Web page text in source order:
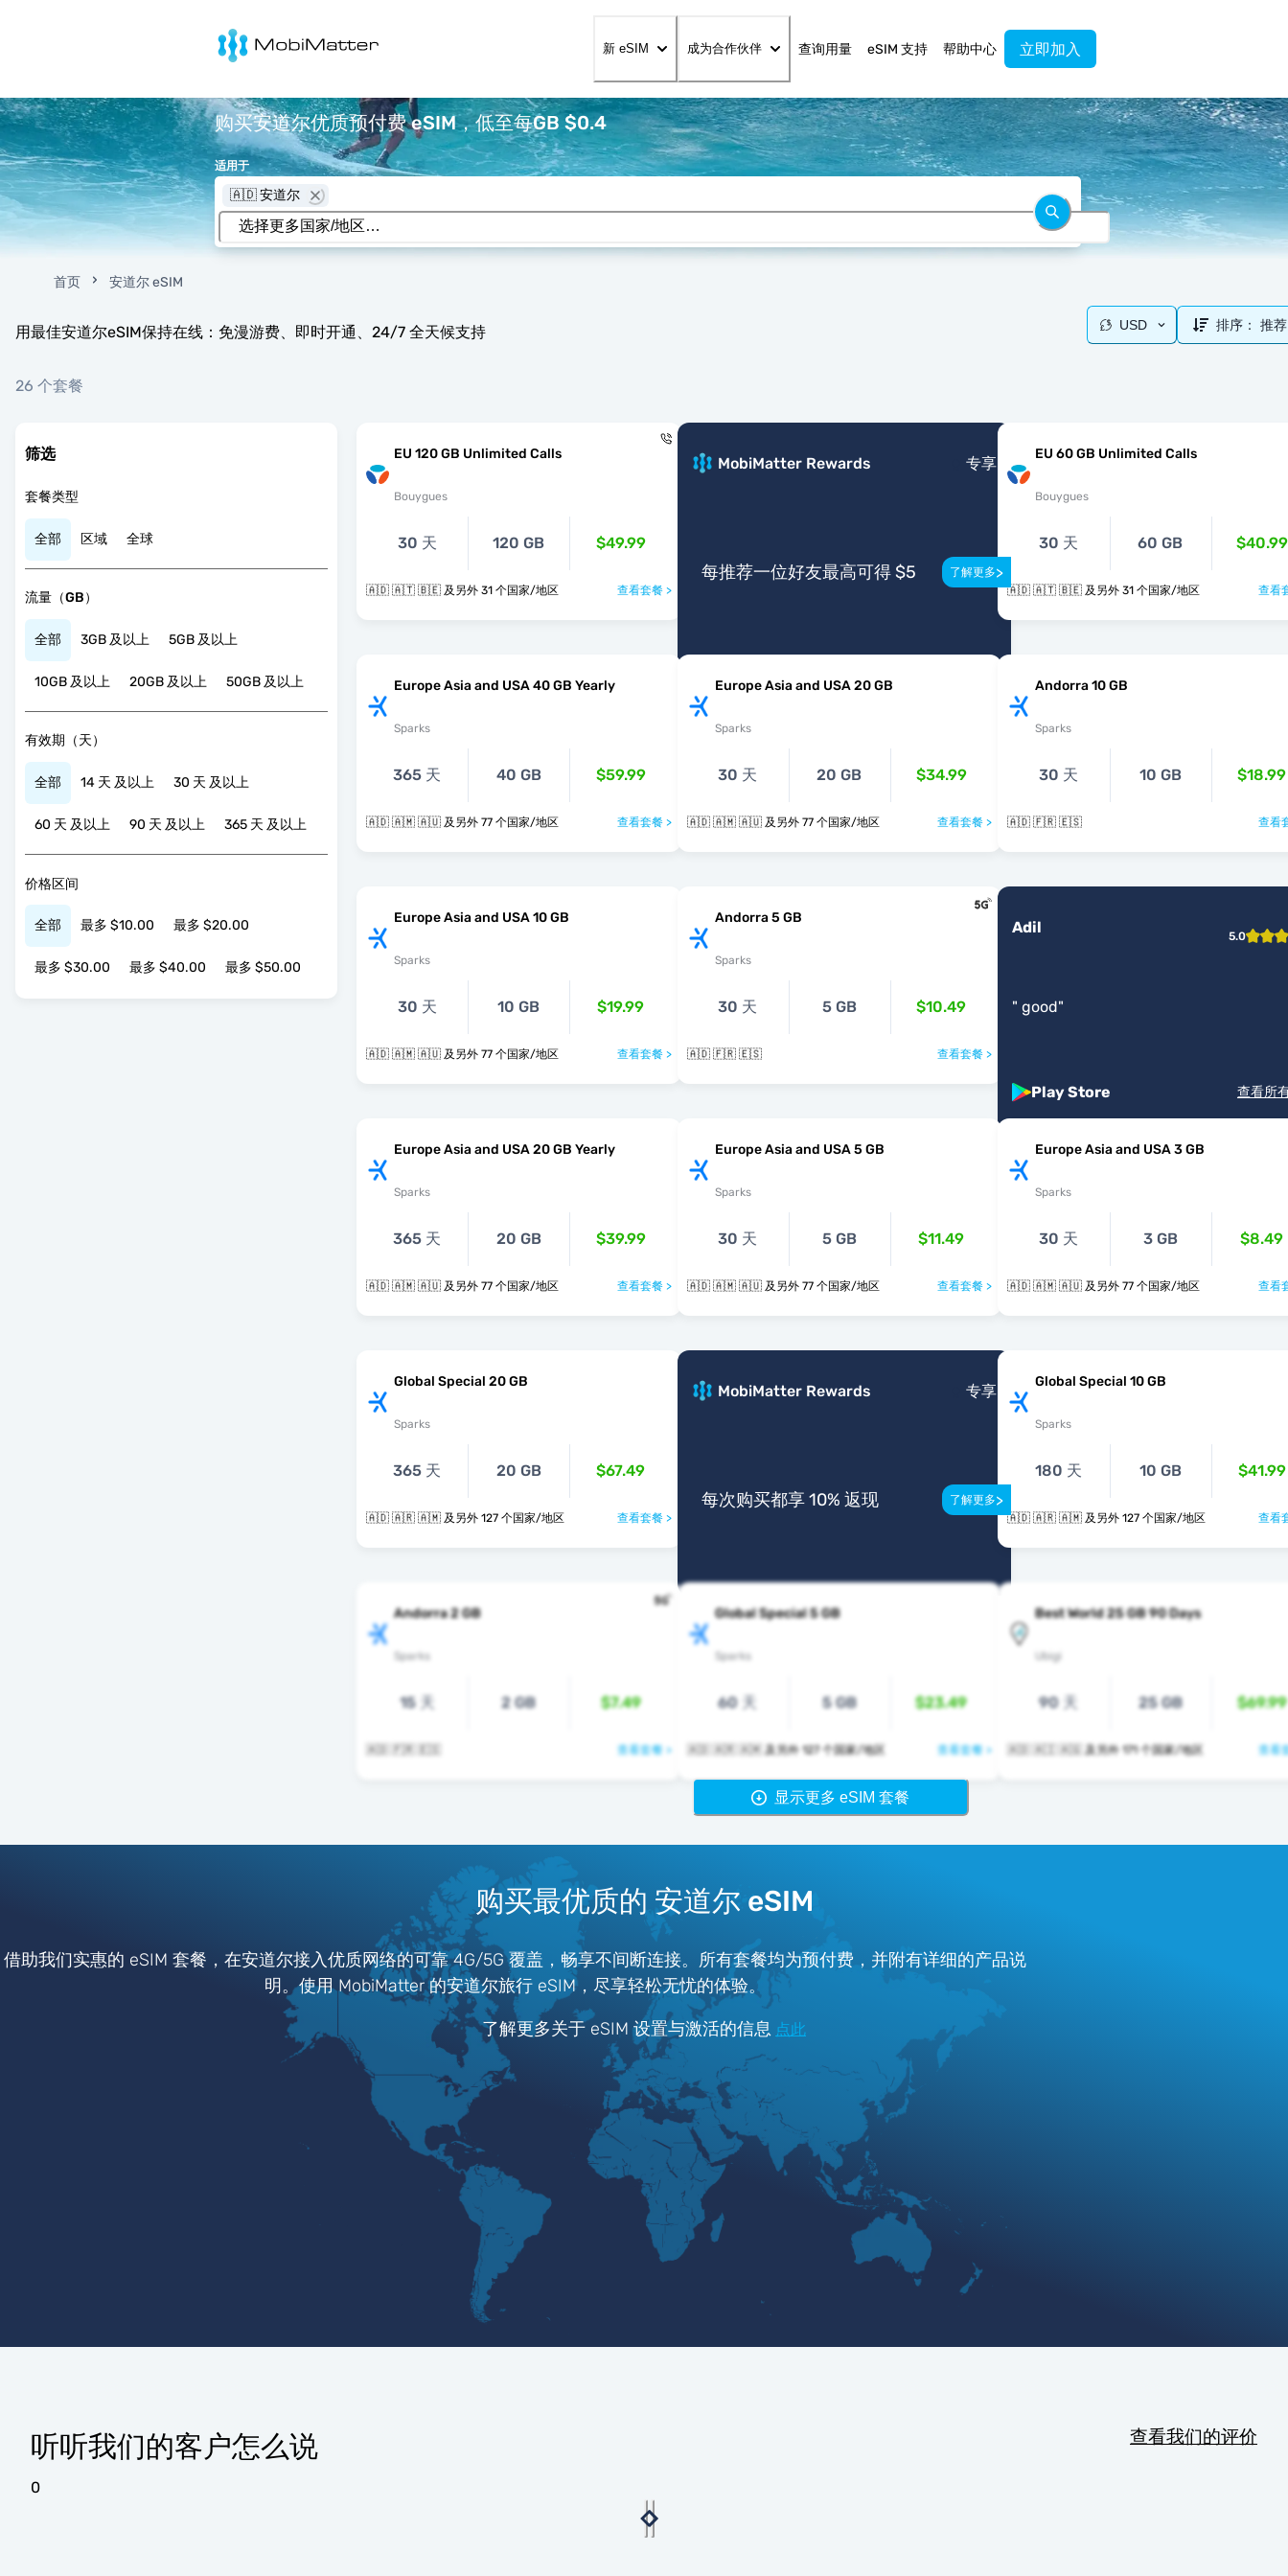
MobiMatter
新 eSIM 成为合作伙伴 查询用量 eSIM 支持 帮助中心 立即加入
购买安道尔优质预付费 eSIM，低至每GB $0.4
适用于
🇦🇩 安道尔
首页 安道尔 eSIM
用最佳安道尔eSIM保持在线：免漫游费、即时开通、24/7 全天候支持
26 个套餐
USD 排序： 推荐
筛选
套餐类型
全部 区域 全球
流量（GB）
全部 3GB 及以上 5GB 及以上
10GB 及以上 20GB 及以上 50GB 及以上
有效期（天）
全部 14 天 及以上 30 天 及以上
60 天 及以上 90 天 及以上 365 天 及以上
价格区间
全部 最多 $10.00 最多 $20.00
最多 $30.00 最多 $40.00 最多 $50.00
EU 120 GB Unlimited Calls
Bouygues
30 天 120 GB $49.99
🇦🇩 🇦🇹 🇧🇪 及另外 31 个国家/地区 查看套餐 >
MobiMatter Rewards 专享
每推荐一位好友最高可得 $5 了解更多>
EU 60 GB Unlimited Calls
Bouygues
30 天 60 GB $40.99
🇦🇩 🇦🇹 🇧🇪 及另外 31 个国家/地区 查看
Europe Asia and USA 40 GB Yearly
Sparks
365 天 40 GB $59.99
🇦🇩 🇦🇲 🇦🇺 及另外 77 个国家/地区 查看套餐 >
Europe Asia and USA 20 GB
Sparks
30 天 20 GB $34.99
🇦🇩 🇦🇲 🇦🇺 及另外 77 个国家/地区 查看套餐 >
Andorra 10 GB
Sparks
30 天 10 GB $18.99
🇦🇩 🇫🇷 🇪🇸 查看
Europe Asia and USA 10 GB
Sparks
30 天 10 GB $19.99
🇦🇩 🇦🇲 🇦🇺 及另外 77 个国家/地区 查看套餐 >
Andorra 5 GB
Sparks
30 天 5 GB $10.49
🇦🇩 🇫🇷 🇪🇸 查看套餐 >
Adil 5.0
" good"
Play Store 查看所
Europe Asia and USA 20 GB Yearly
Sparks
365 天 20 GB $39.99
🇦🇩 🇦🇲 🇦🇺 及另外 77 个国家/地区 查看套餐 >
Europe Asia and USA 5 GB
Sparks
30 天 5 GB $11.49
🇦🇩 🇦🇲 🇦🇺 及另外 77 个国家/地区 查看套餐 >
Europe Asia and USA 3 GB
Sparks
30 天 3 GB $8.49
🇦🇩 🇦🇲 🇦🇺 及另外 77 个国家/地区 查看
Global Special 20 GB
Sparks
365 天 20 GB $67.49
🇦🇩 🇦🇷 🇦🇲 及另外 127 个国家/地区 查看套餐 >
MobiMatter Rewards 专享
每次购买都享 10% 返现 了解更多>
Global Special 10 GB
Sparks
180 天 10 GB $41.99
🇦🇩 🇦🇷 🇦🇲 及另外 127 个国家/地区 查看
Andorra 2 GB
Sparks
15 天 2 GB $7.49
🇦🇩 🇫🇷 🇪🇸 查看套餐 >
Global Special 5 GB
Sparks
60 天 5 GB $23.49
🇦🇩 🇦🇷 🇦🇲 及另外 127 个国家/地区 查看套餐 >
Best World 25 GB 90 Days
Ubigi
90 天 25 GB $69.99
🇦🇩 🇦🇮 🇦🇬 及另外 171 个国家/地区 查看
显示更多 eSIM 套餐
购买最优质的 安道尔 eSIM
借助我们实惠的 eSIM 套餐，在安道尔接入优质网络的可靠 4G/5G 覆盖，畅享不间断连接。所有套餐均为预付费，并附有详细的产品说
明。使用 MobiMatter 的安道尔旅行 eSIM，尽享轻松无忧的体验。
了解更多关于 eSIM 设置与激活的信息 点此
听听我们的客户怎么说 查看我们的评价
0